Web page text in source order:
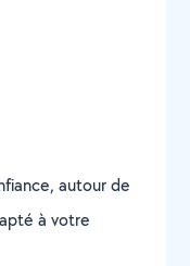
autour de
à votre